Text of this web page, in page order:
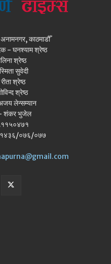
काठमाडौँ
- घनश्याम श्रेष्ठ
श्रेष्ठ
सुवेदी
श्रेष्ठ
श्रेष्ठ
लेन्सम्यान
शंकर भुजेल
१४३६/०७६/०७७